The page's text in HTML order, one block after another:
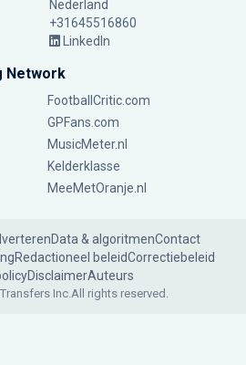
Nederland
+31645516860
LinkedIn
Network
FootballCritic.com
GPFans.com
MusicMeter.nl
Kelderklasse
MeeMetOranje.nl
Data & algoritmenContact
Redactioneel beleidCorrectiebeleid
DisclaimerAuteurs
Inc.All rights reserved.